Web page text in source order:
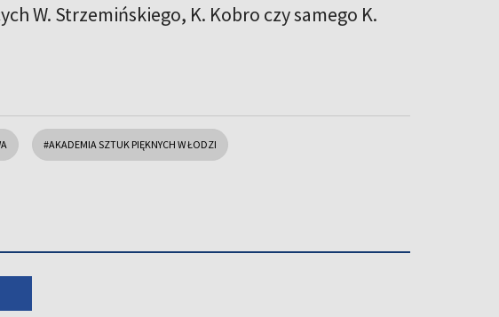
W. Strzemińskiego, K. Kobro czy samego K.
#AKADEMIA SZTUK PIĘKNYCH W ŁODZI